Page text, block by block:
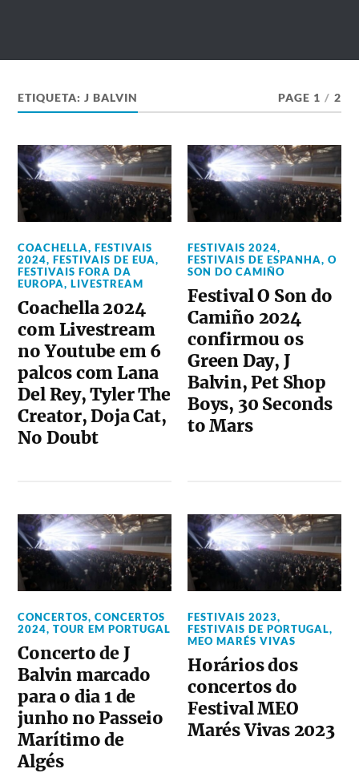
ETIQUETA:J BALVIN PAGE 1 / 2
COACHELLA,FESTIVAIS
2024,FESTIVAIS DE EUA,
FESTIVAIS FORA DA
EUROPA,LIVESTREAM
Coachella 2024
com Livestream
no Youtube em 6
palcos com Lana
Del Rey, Tyler The
Creator, Doja Cat,
No Doubt
FESTIVAIS 2024,
FESTIVAIS DE ESPANHA,O
SON DO CAMIÑO
Festival O Son do
Camiño 2024
confirmou os
Green Day, J
Balvin, Pet Shop
Boys, 30 Seconds
to Mars
CONCERTOS,CONCERTOS
2024,TOUR EM PORTUGAL
Concerto de J
Balvin marcado
para o dia 1 de
junho no Passeio
Marítimo de
Algés
FESTIVAIS 2023,
FESTIVAIS DE PORTUGAL,
MEO MARÉS VIVAS
Horários dos
concertos do
Festival MEO
Marés Vivas 2023